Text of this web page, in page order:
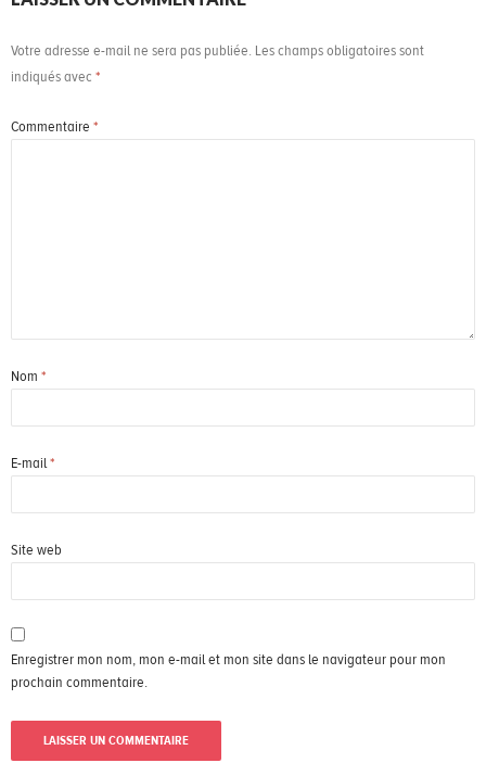
Votre adresse e-mail ne sera pas publiée. Les champs obligatoires sont
indiqués avec *
Commentaire *
Nom *
E-mail*
Site web
Enregistrer mon nom, mon e-mail et mon site dans le navigateur pour mon
prochain commentaire.